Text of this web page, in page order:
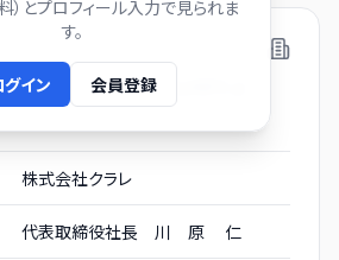
）とプロフィール入力で見られま
す。
グイン 会員登録
価証券報告書および gBizINFO よ
株式会社クラレ
代表取締役社長 川 原 仁